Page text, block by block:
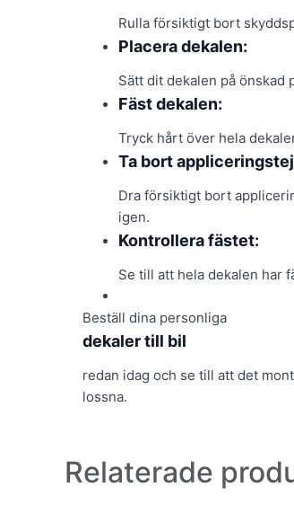
Rulla försiktigt bort
Placera dekalen:
Sätt dit dekalen på önskad
Fäst dekalen:
Tryck hårt över hela
Ta bort
Dra försiktigt bort
igen.
Kontrollera fästet:
Se till att hela dekalen har
Beställ dina personliga
dekaler till bil
redan idag och se till att det
lossna.
Relaterade